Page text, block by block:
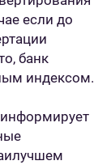
если до
банк
индексом.